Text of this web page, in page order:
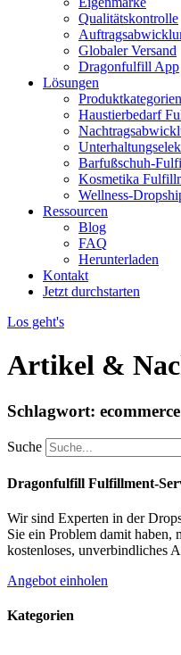
Qualitätskontrolle
Globaler Versand
Dragonfulfill App
Lösungen
Produktkategorien
Haustierbedarf
Barfußschuh-
Kosmetika
Wellness-
Ressourcen
Blog
FAQ
Herunterladen
Kontakt
Jetzt durchstarten
Los geht's
Artikel &
Schlagwort:
Suche
Dragonfulfill Fulfillment-
Wir sind Experten in der
Sie ein Problem damit haben,
kostenloses, unverbindliches
Angebot einholen
Kategorien